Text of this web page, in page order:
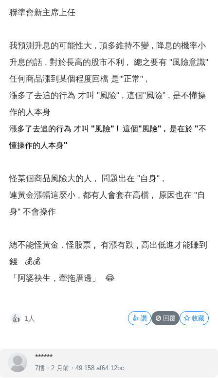
聯準會新主席上任
我預測升息的可能性大 , 頂多維持不變 , 降息的機率小
升息的話 , 對於長高的股市不利 , 總之要有 "風險意識"
任何商品漲到某個程度回檔 是'''正常" ,
漲多了去追的行為 才叫 "風險" , 這個"風險" , 是不懂操
作的人本身
漲多了去追的行為 才叫 "風險" ! 這個"風險" , 是在於 "不
懂操作的人本身"
怪某個商品風險大的人 , 問題出在 "自身" ,
連黃金漲幅這麼小 , 都有人會套在高檔 , 原因也在 "自
身" 不會操作
總不能怪黃金 . 怪股票 , 有漲有跌 , 高出低進才能賺到
錢 💰💰
「阿婆袂生，牽拖厝邊」 😂
👍 1人 👍 讚 回覆 收藏
******
7樓・ 2 月前 ・49.158.af64.12bc